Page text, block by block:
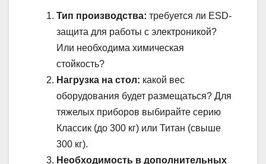
Тип производства: требуется ли ESD-
защита для работы с электроникой?
Или необходима химическая
стойкость?
Нагрузка на стол: какой вес
оборудования будет размещаться? Для
тяжелых приборов выбирайте серию
Классик (до 300 кг) или Титан (свыше
300 кг).
Необходимость в дополнительных